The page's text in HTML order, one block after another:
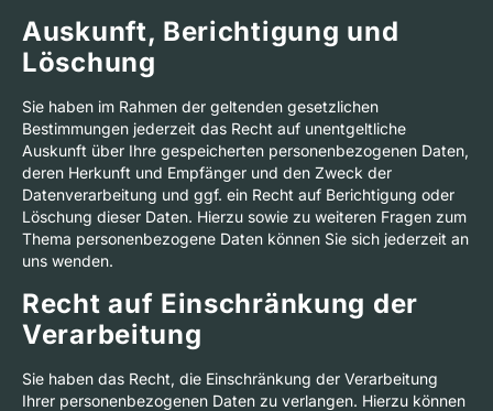
Auskunft, Berichtigung und
Löschung
Sie haben im Rahmen der geltenden gesetzlichen
Bestimmungen jederzeit das Recht auf unentgeltliche
Auskunft über Ihre gespeicherten personenbezogenen Daten,
deren Herkunft und Empfänger und den Zweck der
Datenverarbeitung und ggf. ein Recht auf Berichtigung oder
Löschung dieser Daten. Hierzu sowie zu weiteren Fragen zum
Thema personenbezogene Daten können Sie sich jederzeit an
uns wenden.
Recht auf Einschränkung der
Verarbeitung
Sie haben das Recht, die Einschränkung der Verarbeitung
Ihrer personenbezogenen Daten zu verlangen. Hierzu können